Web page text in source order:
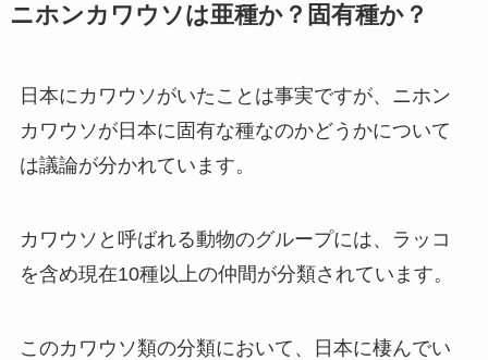
ニホンカワウソは亜種か？固有種か？
日本にカワウソがいたことは事実ですが、ニホン
カワウソが日本に固有な種なのかどうかについて
は議論が分かれています。
カワウソと呼ばれる動物のグループには、ラッコ
を含め現在10種以上の仲間が分類されています。
このカワウソ類の分類において、日本に棲んでい